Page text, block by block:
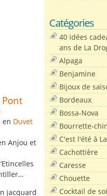
en Duvet
Anjou et
jacquard
Catégories
40 idées
ans de La
Alpaga
Benjamine
Bijoux de
Bordeaux
Bossa-Nova
Bourrette-
C'est l'été à
Cachottière
Caresse
Chouette
Cocktail de